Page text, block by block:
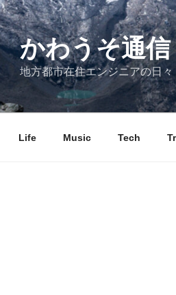
かわうそ通信
地方都市在住エンジニアの日々
Life Music Tech